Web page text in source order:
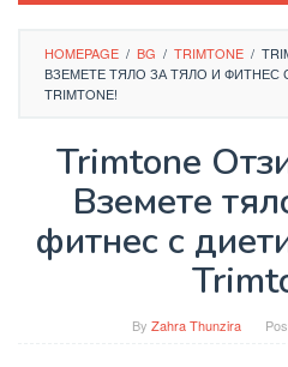
HOMEPAGE / BG / TRIMTONE /
ВЗЕМЕТЕ ТЯЛО ЗА ТЯЛО И ФИТНЕС
TRIMTONE!
Trimtone
Вземете
фитнес с
By Zahra Thunzira